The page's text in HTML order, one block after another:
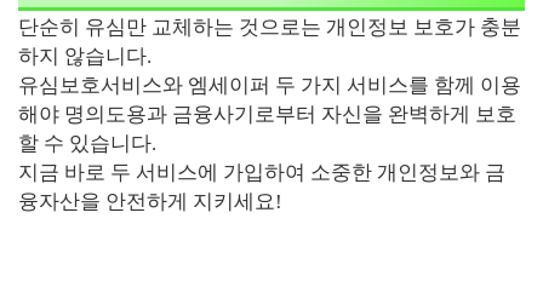
단순히 유심만 교체하는 것으로는 개인정보 보호가 충분
하지 않습니다.
유심보호서비스와 엠세이퍼 두 가지 서비스를 함께 이용
해야 명의도용과 금융사기로부터 자신을 완벽하게 보호
할 수 있습니다.
지금 바로 두 서비스에 가입하여 소중한 개인정보와 금
융자산을 안전하게 지키세요!